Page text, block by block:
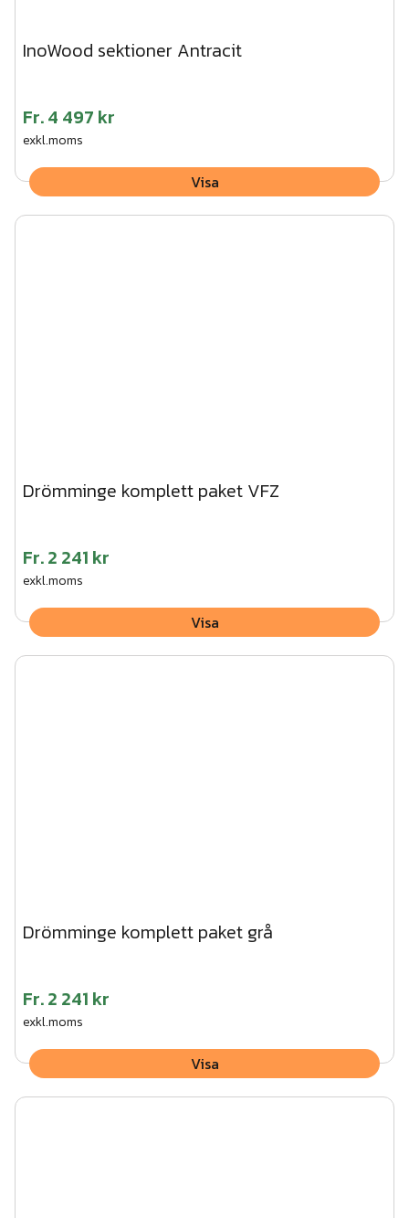
InoWood sektioner Antracit
Fr.4 497 kr
exkl.moms
Visa
Drömminge komplett paket VFZ
Fr.2 241 kr
exkl.moms
Visa
Drömminge komplett paket grå
Fr.2 241 kr
exkl.moms
Visa